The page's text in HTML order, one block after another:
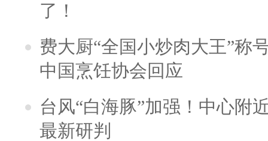
了！
费大厨“全国小炒肉大王”称
中国烹饪协会回应
台风“白海豚”加强！中心附
最新研判